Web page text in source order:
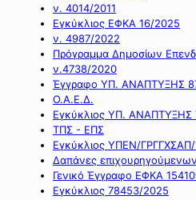
ν. 4014/2011
Εγκύκλιος ΕΦΚΑ 16/2025
ν. 4987/2022
Πρόγραμμα Δημοσίων
ν.4738/2020
Έγγραφο ΥΠ. ΑΝΑΠΤΥΞΗΣ
Ο.Α.Ε.Δ.
Εγκύκλιος ΥΠ. ΑΝΑΠΤΥΞΗΣ
ΤΠΣ - ΕΠΣ
Εγκύκλιος ΥΠΕΝ/
Δαπάνες
Γενικό Έγγραφο ΕΦΚΑ
Εγκύκλιος 78453/2025